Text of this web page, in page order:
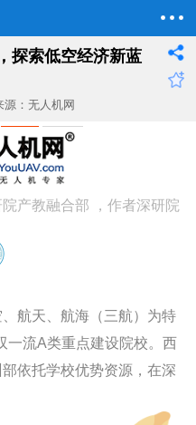
探索低空经济新蓝
源：无人机网
产教融合部
，作者深研院
航天、航海（三航）为特
一流A类重点建设院校。西
依托学校优势资源，在深